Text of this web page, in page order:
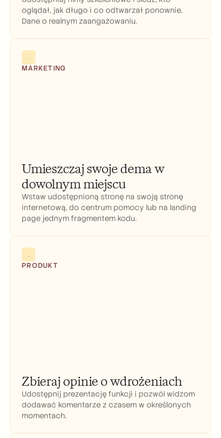
oglądał, jak długo i co odtwarzał ponownie.
Dane o realnym zaangażowaniu.
MARKETING
Umieszczaj swoje dema w
dowolnym miejscu
Wstaw udostępnioną stronę na swoją stronę
internetową, do centrum pomocy lub na landing
page jednym fragmentem kodu.
PRODUKT
Zbieraj opinie o wdrożeniach
Udostępnij prezentację funkcji i pozwól widzom
dodawać komentarze z czasem w określonych
momentach.